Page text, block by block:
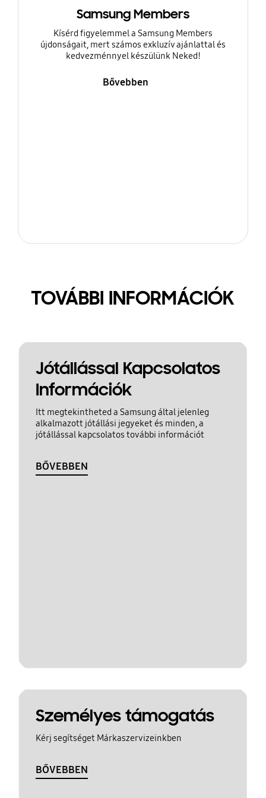
Samsung Members
Kísérd figyelemmel a Samsung Members
újdonságait, mert számos exkluzív ajánlattal és
kedvezménnyel készülünk Neked!
Bővebben
TOVÁBBI INFORMÁCIÓK
Jótállással Kapcsolatos
Információk
Itt megtekintheted a Samsung által jelenleg
alkalmazott jótállási jegyeket és minden, a
jótállással kapcsolatos további információt
BŐVEBBEN
Személyes támogatás
Kérj segítséget Márkaszervizeinkben
BŐVEBBEN